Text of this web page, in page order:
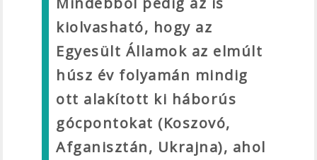
kiolvasható, hogy az
Egyesült Államok az elmúlt
húsz év folyamán mindig
ott alakított ki háborús
gócpontokat (Koszovó,
Afganisztán, Ukrajna), ahol